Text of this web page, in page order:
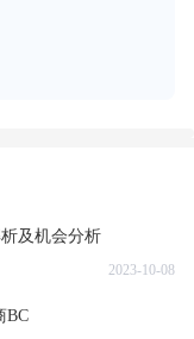
及机会分析
2023-10-08
BC